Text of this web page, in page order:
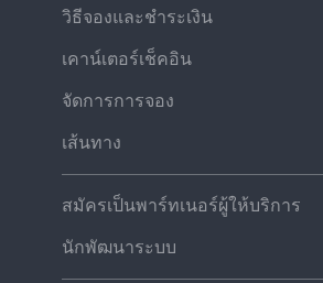
วิธีจองและชำระเงิน
เคาน์เตอร์เช็คอิน
จัดการการจอง
เส้นทาง
สมัครเป็นพาร์ทเนอร์ผู้ให้บริการ
นักพัฒนาระบบ